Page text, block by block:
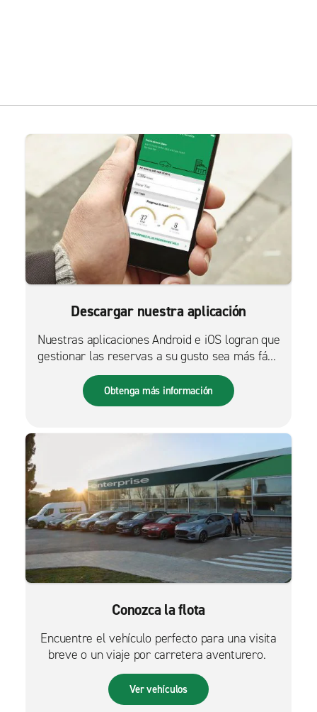
Descargar nuestra aplicación
Nuestras aplicaciones Android e iOS logran que
gestionar las reservas a su gusto sea más fácil
que nunca.
Obtenga más información
Conozca la flota
Encuentre el vehículo perfecto para una visita
breve o un viaje por carretera aventurero.
Ver vehículos